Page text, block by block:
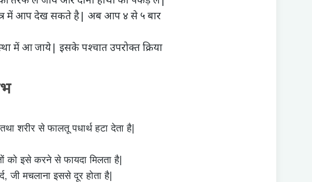
में आप देख सकते है| अब आप ४ से ५ बार
में आ जाये| इसके पश्चात उपरोक्त क्रिया
शरीर से फालतू पधार्थ हटा देता है|
को इसे करने से फायदा मिलता है|
जी मचलाना इससे दूर होता है|